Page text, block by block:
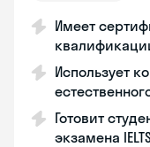
Имеет
Использует
Готовит
экзамена IELTS